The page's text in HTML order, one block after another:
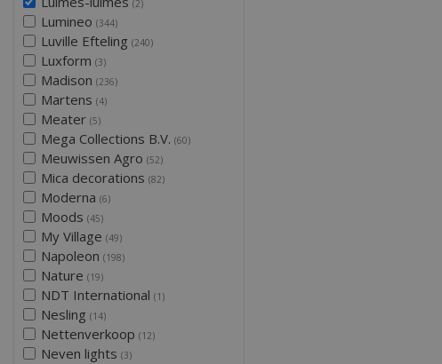
(2)
Lumineo (344)
Luville Efteling (240)
Luxform (3)
Madison (236)
Martens (4)
Meater (5)
Mega Collections B.V. (60)
Meuwissen Agro (52)
Mica decorations (82)
Moderna (6)
Moods (45)
My Village (49)
Napoleon (198)
Nature (19)
NDT International (1)
Nesling (14)
Nettenverkoop (12)
Neven lights (3)